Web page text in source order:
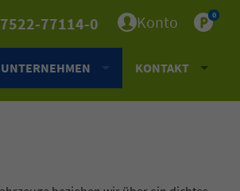
77114-0 Konto 0
UNTERNEHMEN KONTAKT